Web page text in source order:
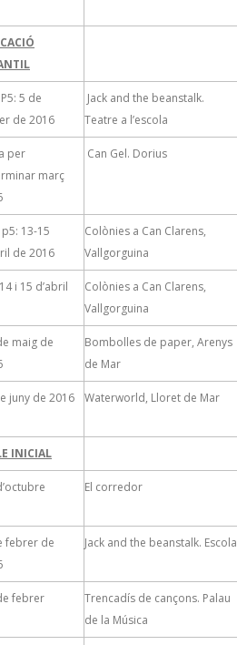
5 de
de 2016
Jack and the beanstalk.
Teatre a l’escola
per
març
Can Gel. Dorius
13-15
de 2016
Colònies a Can Clarens,
Vallgorguina
i 15 d’abril
Colònies a Can Clarens,
Vallgorguina
maig de
Bombolles de paper, Arenys
de Mar
juny de 2016 Waterworld, Lloret de Mar
INICIAL
El corredor
febrer de
Jack and the beanstalk. Escola
febrer
Trencadís de cançons. Palau
de la Música